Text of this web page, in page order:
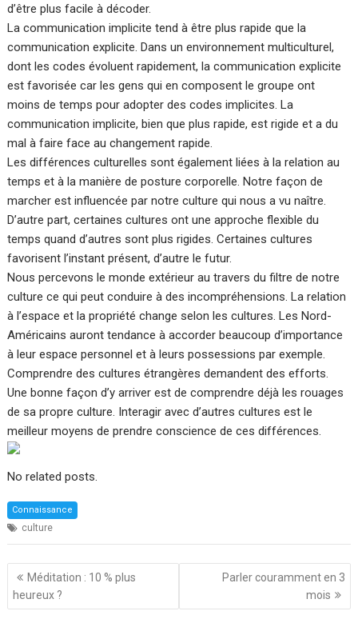
d’être plus facile à décoder.
La communication implicite tend à être plus rapide que la
communication explicite. Dans un environnement multiculturel,
dont les codes évoluent rapidement, la communication explicite
est favorisée car les gens qui en composent le groupe ont
moins de temps pour adopter des codes implicites. La
communication implicite, bien que plus rapide, est rigide et a du
mal à faire face au changement rapide.
Les différences culturelles sont également liées à la relation au
temps et à la manière de posture corporelle. Notre façon de
marcher est influencée par notre culture qui nous a vu naître.
D’autre part, certaines cultures ont une approche flexible du
temps quand d’autres sont plus rigides. Certaines cultures
favorisent l’instant présent, d’autre le futur.
Nous percevons le monde extérieur au travers du filtre de notre
culture ce qui peut conduire à des incompréhensions. La relation
à l’espace et la propriété change selon les cultures. Les Nord-
Américains auront tendance à accorder beaucoup d’importance
à leur espace personnel et à leurs possessions par exemple.
Comprendre des cultures étrangères demandent des efforts.
Une bonne façon d’y arriver est de comprendre déjà les rouages
de sa propre culture. Interagir avec d’autres cultures est le
meilleur moyens de prendre conscience de ces différences.
No related posts.
Connaissance
culture
Navigation
de
l’article
Méditation : 10 % plus
heureux ?
Parler couramment en 3
mois